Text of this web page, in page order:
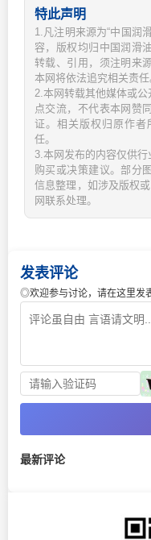
特此声明
1.凡注明来源为“中国润
容，版权均归中国润滑
转载、引用，须注明来
本网将依法追究相关责任
2.本网转载其他媒体或
点交流，不代表本网赞
证。相关版权归原作者
任。
3.本网发布的内容仅供行
购买或决策建议。部分
信息整理，如涉及版权
网联系处理。
发表评论
◎欢迎参与讨论，请在这里发
最新评论